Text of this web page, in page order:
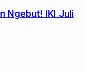
Ngebut! IKI Juli